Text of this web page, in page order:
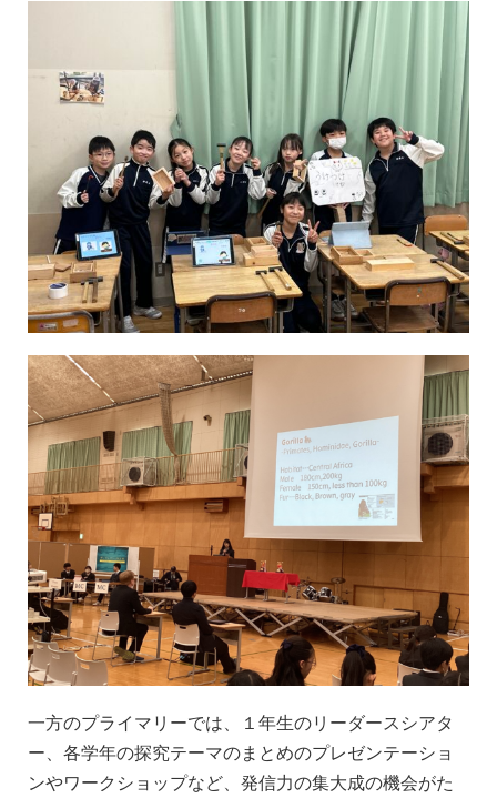
一方のプライマリーでは、１年生のリーダースシアタ
ー、各学年の探究テーマのまとめのプレゼンテーショ
ンやワークショップなど、発信力の集大成の機会がた